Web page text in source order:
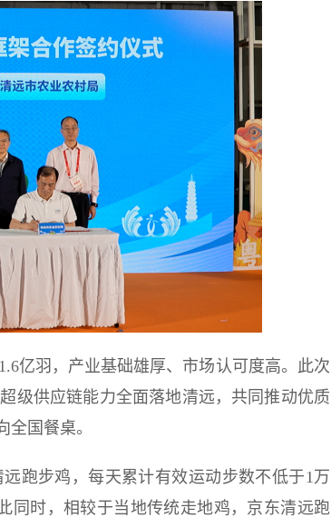
亿羽，产业基础雄厚、市场认可度高。此次
级供应链能力全面落地清远，共同推动优质
国餐桌。
跑步鸡，每天累计有效运动步数不低于1万
同时，相较于当地传统走地鸡，京东清远跑